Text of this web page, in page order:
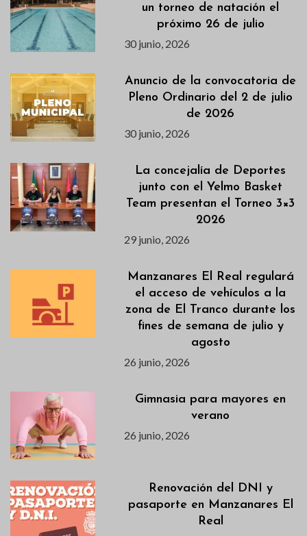
un torneo de natación el
próximo 26 de julio
30 junio, 2026
Anuncio de la convocatoria de
Pleno Ordinario del 2 de julio
de 2026
30 junio, 2026
La concejalía de Deportes
junto con el Yelmo Basket
Team presentan el Torneo 3×3
2026
29 junio, 2026
Manzanares El Real regulará
el acceso de vehículos a la
zona de El Tranco durante los
fines de semana de julio y
agosto
26 junio, 2026
Gimnasia para mayores en
verano
26 junio, 2026
Renovación del DNI y
pasaporte en Manzanares El
Real